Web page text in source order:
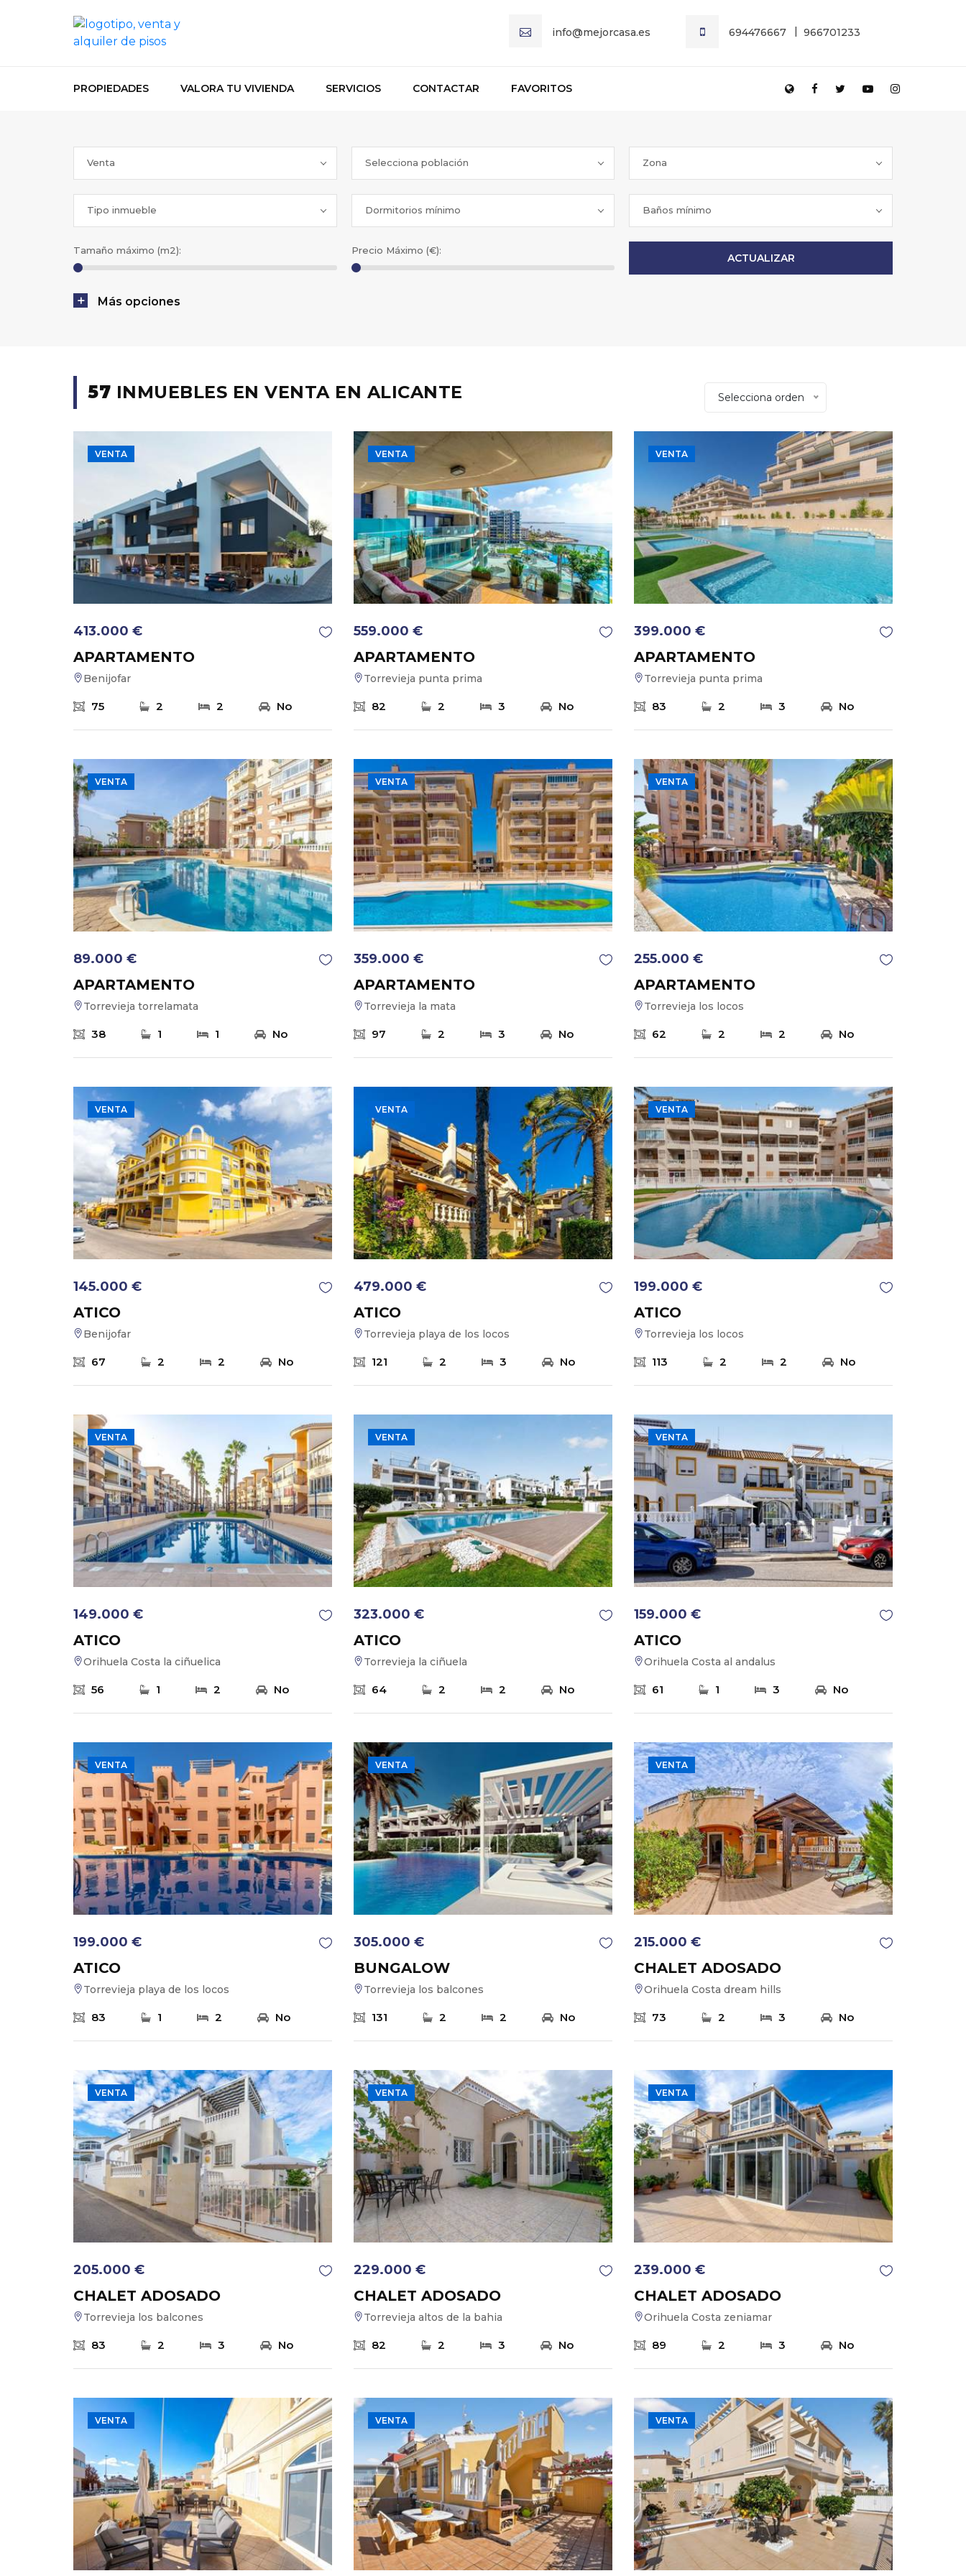
info@mejorcasa.es 694476667 966701233
PROPIEDADES VALORA TU VIVIENDA SERVICIOS CONTACTAR FAVORITOS
Venta Selecciona población Zona
Tipo inmueble Dormitorios mínimo Baños mínimo
Tamaño máximo (m2): Precio Máximo (€):
Más opciones
57 INMUEBLES EN VENTA EN ALICANTE Selecciona orden
VENTA
413.000 €
APARTAMENTO
Benijofar
75 2 2 No
VENTA
559.000 €
APARTAMENTO
Torrevieja punta prima
82 2 3 No
VENTA
399.000 €
APARTAMENTO
Torrevieja punta prima
83 2 3 No
VENTA
89.000 €
APARTAMENTO
Torrevieja torrelamata
38 1 1 No
VENTA
359.000 €
APARTAMENTO
Torrevieja la mata
97 2 3 No
VENTA
255.000 €
APARTAMENTO
Torrevieja los locos
62 2 2 No
VENTA
145.000 €
ATICO
Benijofar
67 2 2 No
VENTA
479.000 €
ATICO
Torrevieja playa de los locos
121 2 3 No
VENTA
199.000 €
ATICO
Torrevieja los locos
113 2 2 No
VENTA
149.000 €
ATICO
Orihuela Costa la ciñuelica
56 1 2 No
VENTA
323.000 €
ATICO
Torrevieja la ciñuela
64 2 2 No
VENTA
159.000 €
ATICO
Orihuela Costa al andalus
61 1 3 No
VENTA
199.000 €
ATICO
Torrevieja playa de los locos
83 1 2 No
VENTA
305.000 €
BUNGALOW
Torrevieja los balcones
131 2 2 No
VENTA
215.000 €
CHALET ADOSADO
Orihuela Costa dream hills
73 2 3 No
VENTA
205.000 €
CHALET ADOSADO
Torrevieja los balcones
83 2 3 No
VENTA
229.000 €
CHALET ADOSADO
Torrevieja altos de la bahia
82 2 3 No
VENTA
239.000 €
CHALET ADOSADO
Orihuela Costa zeniamar
89 2 3 No
VENTA VENTA VENTA